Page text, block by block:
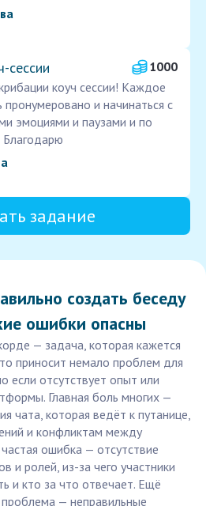
сессии
1000
коуч сессии! Каждое
и начинаться с
эмоциями и паузами и по
задание
создать беседу
ошибки опасны
— задача, которая кажется
приносит немало проблем для
если отсутствует опыт или
Главная боль многих —
чата, которая ведёт к путанице,
и конфликтам между
ошибка — отсутствие
и ролей, из-за чего участники
и кто за что отвечает. Ещё
— неправильные